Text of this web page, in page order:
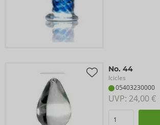
No. 44
Icicles
05403230000
UVP: 24,00 €